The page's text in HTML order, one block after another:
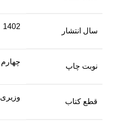
سال انتشار
1402
نوبت چاپ
چهارم
قطع کتاب
وزیری